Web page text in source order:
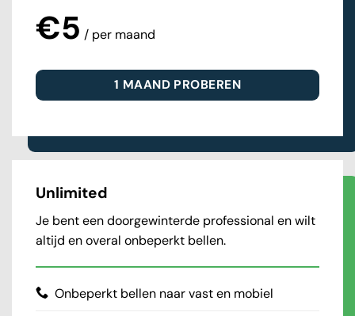
€5 / per maand
1 MAAND PROBEREN
Unlimited
Je bent een doorgewinterde professional en wilt
altijd en overal onbeperkt bellen.
Onbeperkt bellen naar vast en mobiel